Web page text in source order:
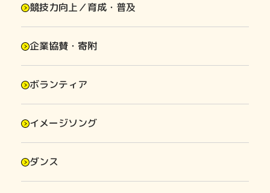
競技力向上／育成・普及
企業協賛・寄附
ボランティア
イメージソング
ダンス